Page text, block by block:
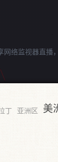
网络监视器直播
丁 亚洲区 美